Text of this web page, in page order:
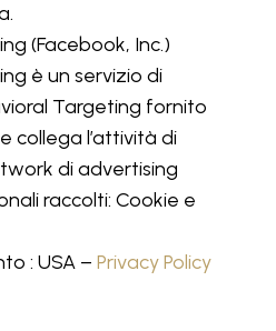
(Facebook, Inc.)
è un servizio di
Targeting fornito
collega l’attività di
di advertising
raccolti: Cookie e
: USA – Privacy Policy